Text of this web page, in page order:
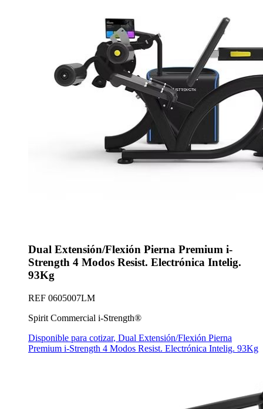
Dual Extensión/Flexión Pierna Premium i-
Strength 4 Modos Resist. Electrónica Intelig.
93Kg
REF 0605007LM
Spirit Commercial i-Strength®
Disponible para cotizar, Dual Extensión/Flexión Pierna
Premium i-Strength 4 Modos Resist. Electrónica Intelig. 93Kg